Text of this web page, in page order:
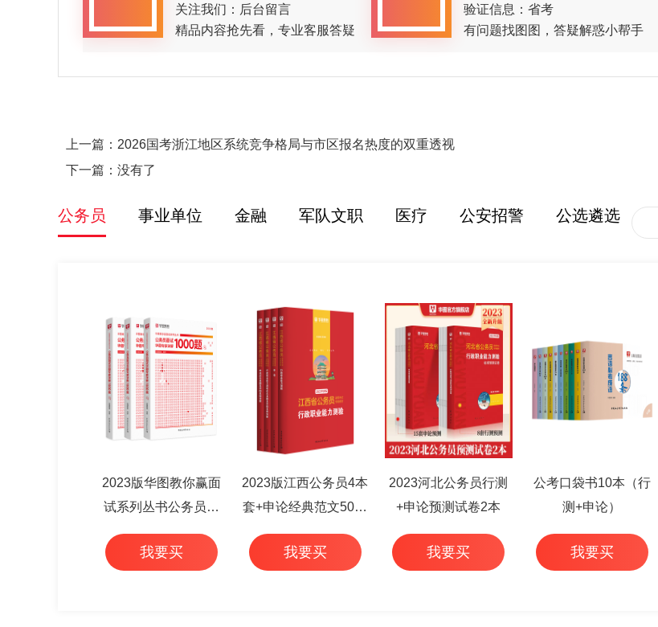
关注我们：后台留言
精品内容抢先看，专业客服答疑
验证信息：省考
有问题找图图，答疑解惑小帮手
上一篇： 2026国考浙江地区系统竞争格局与市区报名热度的双重透视
下一篇：没有了
公务员 事业单位 金融 军队文职 医疗 公安招警 公选遴选
2023版华图教你赢面
试系列丛书公务员面
试华图专家详解1000
题（3本套）
我要买
2023版江西公务员4本
套+申论经典范文50篇
+行测高频考点 6本
我要买
2023河北公务员行测
+申论预测试卷2本
我要买
公考口袋书10本（行
测+申论）
我要买